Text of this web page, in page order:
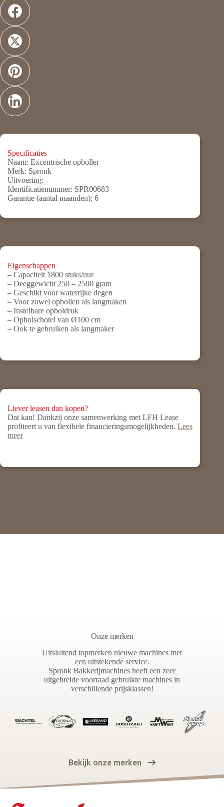
Specificaties
Naam: Excentrische opboller
Merk: Spronk
Uitvoering: -
Identificatienummer: SPR00683
Garantie (aantal maanden): 6
Eigenschappen
– Capaciteit 1800 stuks/uur
– Deeggewicht 250 – 2500 gram
– Geschikt voor waterrijke degen
– Voor zowel opbollen als langmaken
– Instelbare opboldruk
– Opbolschotel van Ø100 cm
– Ook te gebruiken als langmaker
Liever leasen dan kopen?
Dat kan! Dankzij onze samenwerking met LFH Lease
profiteert u van flexibele financieringsmogelijkheden. Lees
meer
Onze merken
Uitsluitend topmerken nieuwe machines met
een uitstekende service.
Spronk Bakkerijmachines heeft een zeer
uitgebreide voorraad gebruikte machines in
verschillende prijsklassen!
Bekijk onze merken